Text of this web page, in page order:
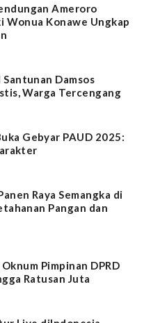
Ameroro
Wonua Konawe Ungkap
Damsos
Warga Tercengang
Gebyar PAUD 2025:
Raya Semangka di
Pangan dan
Pimpinan DPRD
Ratusan Juta